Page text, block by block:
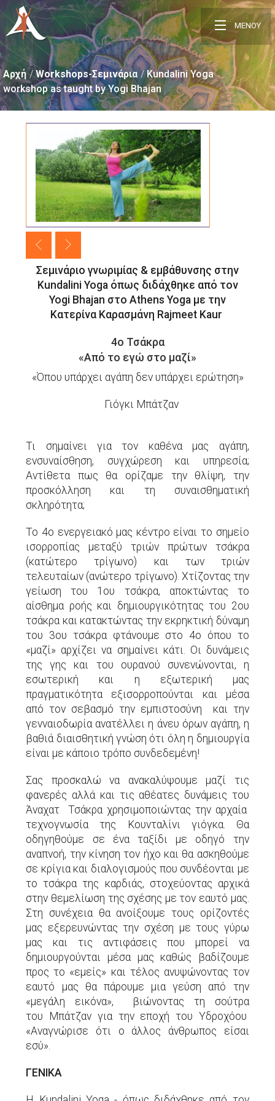
ΜΕΝΟΥ
Αρχή Workshops-Σεμινάρια Kundalini Yoga
workshop as taught by Yogi Bhajan
Σεμινάριο γνωριμίας & εμβάθυνσης στην
Kundalini Yoga όπως διδάχθηκε από τον
Yogi Bhajan στο Athens Yoga με την
Κατερίνα Καρασμάνη Rajmeet Kaur
4ο Τσάκρα
«Από το εγώ στο μαζί»
«Όπου υπάρχει αγάπη δεν υπάρχει ερώτηση»
Γιόγκι Μπάτζαν
Τι σημαίνει για τον καθένα μας αγάπη,
ενσυναίσθηση, συγχώρεση και υπηρεσία;
Αντίθετα πως θα ορίζαμε την θλίψη, την
προσκόλληση και τη συναισθηματική
σκληρότητα;
Το 4ο ενεργειακό μας κέντρο είναι το σημείο
ισορροπίας μεταξύ τριών πρώτων τσάκρα
(κατώτερο τρίγωνο) και των τριών
τελευταίων (ανώτερο τρίγωνο). Χτίζοντας την
γείωση του 1ου τσάκρα, αποκτώντας το
αίσθημα ροής και δημιουργικότητας του 2ου
τσάκρα και κατακτώντας την εκρηκτική δύναμη
του 3ου τσάκρα φτάνουμε στο 4ο όπου το
«μαζί» αρχίζει να σημαίνει κάτι. Οι δυνάμεις
της γης και του ουρανού συνενώνονται, η
εσωτερική και η εξωτερική μας
πραγματικότητα εξισορροπούνται και μέσα
από τον σεβασμό την εμπιστοσύνη και την
γενναιοδωρία ανατέλλει η άνευ όρων αγάπη, η
βαθιά διαισθητική γνώση ότι όλη η δημιουργία
είναι με κάποιο τρόπο συνδεδεμένη!
Σας προσκαλώ να ανακαλύψουμε μαζί τις
φανερές αλλά και τις αθέατες δυνάμεις του
Άναχατ Τσάκρα χρησιμοποιώντας την αρχαία
τεχνογνωσία της Κουνταλίνι γιόγκα. Θα
οδηγηθούμε σε ένα ταξίδι με οδηγό την
αναπνοή, την κίνηση τον ήχο και θα ασκηθούμε
σε κρίγια και διαλογισμούς που συνδέονται με
το τσάκρα της καρδιάς, στοχεύοντας αρχικά
στην θεμελίωση της σχέσης με τον εαυτό μας.
Στη συνέχεια θα ανοίξουμε τους ορίζοντές
μας εξερευνώντας την σχέση με τους γύρω
μας και τις αντιφάσεις που μπορεί να
δημιουργούνται μέσα μας καθώς βαδίζουμε
προς το «εμείς» και τέλος ανυψώνοντας τον
εαυτό μας θα πάρουμε μια γεύση από την
«μεγάλη εικόνα», βιώνοντας τη σούτρα
του Μπάτζαν για την εποχή του Υδροχόου
«Αναγνώρισε ότι ο άλλος άνθρωπος είσαι
εσύ».
ΓΕΝΙΚΑ